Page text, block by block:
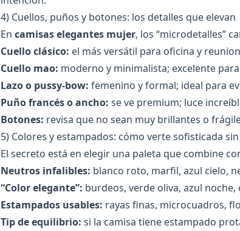
4) Cuellos, puños y botones: los detalles que elevan
En camisas elegantes mujer, los “microdetalles”
Cuello clásico: el más versátil para oficina y
Cuello mao: moderno y minimalista; excelente
Lazo o pussy-bow: femenino y formal; ideal para
Puño francés o ancho: se ve premium; luce
Botones: revisa que no sean muy brillantes o
5) Colores y estampados: cómo verte sofisticada
El secreto está en elegir una paleta que combine
Neutros infalibles: blanco roto, marfil, azul cielo,
“Color elegante”: burdeos, verde oliva, azul noche,
Estampados usables: rayas finas, microcuadros,
Tip de equilibrio: si la camisa tiene estampado